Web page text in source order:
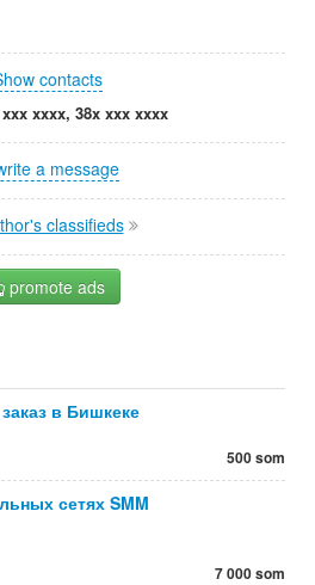
contacts
xxxx, 38x xxx xxxx
a message
classifieds
promote ads
в Бишкеке
500 som
сетях SMM
7 000 som